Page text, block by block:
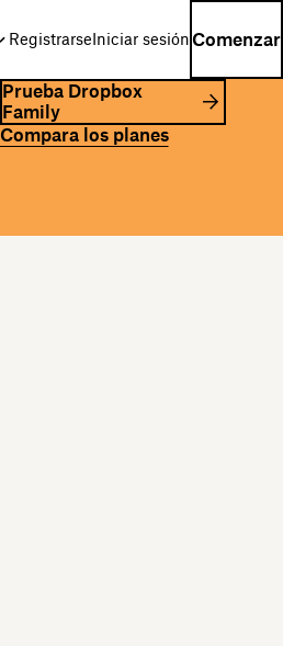
RegistrarseIniciar sesión Comenzar
Prueba Dropbox
Family
Compara los planes